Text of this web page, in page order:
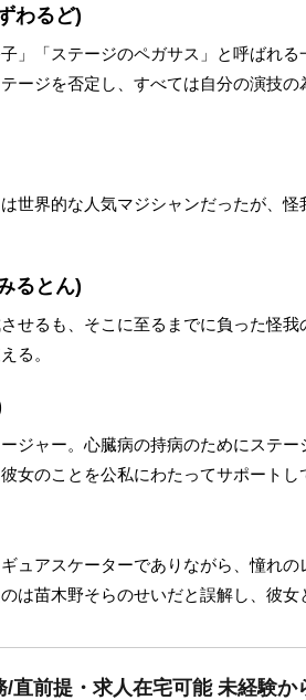
わるど)
」「ステージのペガサス」と呼ばれ
ージを否定し、すべては自分の演技
世界的な人気マジシャンだったが、
るとん)
せるも、そこに至るまでに負った怪
る。
ジャー。心臓病の持病のためにステ
女のことを公私にわたってサポートし
ュアスケーターでありながら、憧れ
は苗木野そらのせいだと誤解し、彼女
直前提・求人在宅可能 未経験か